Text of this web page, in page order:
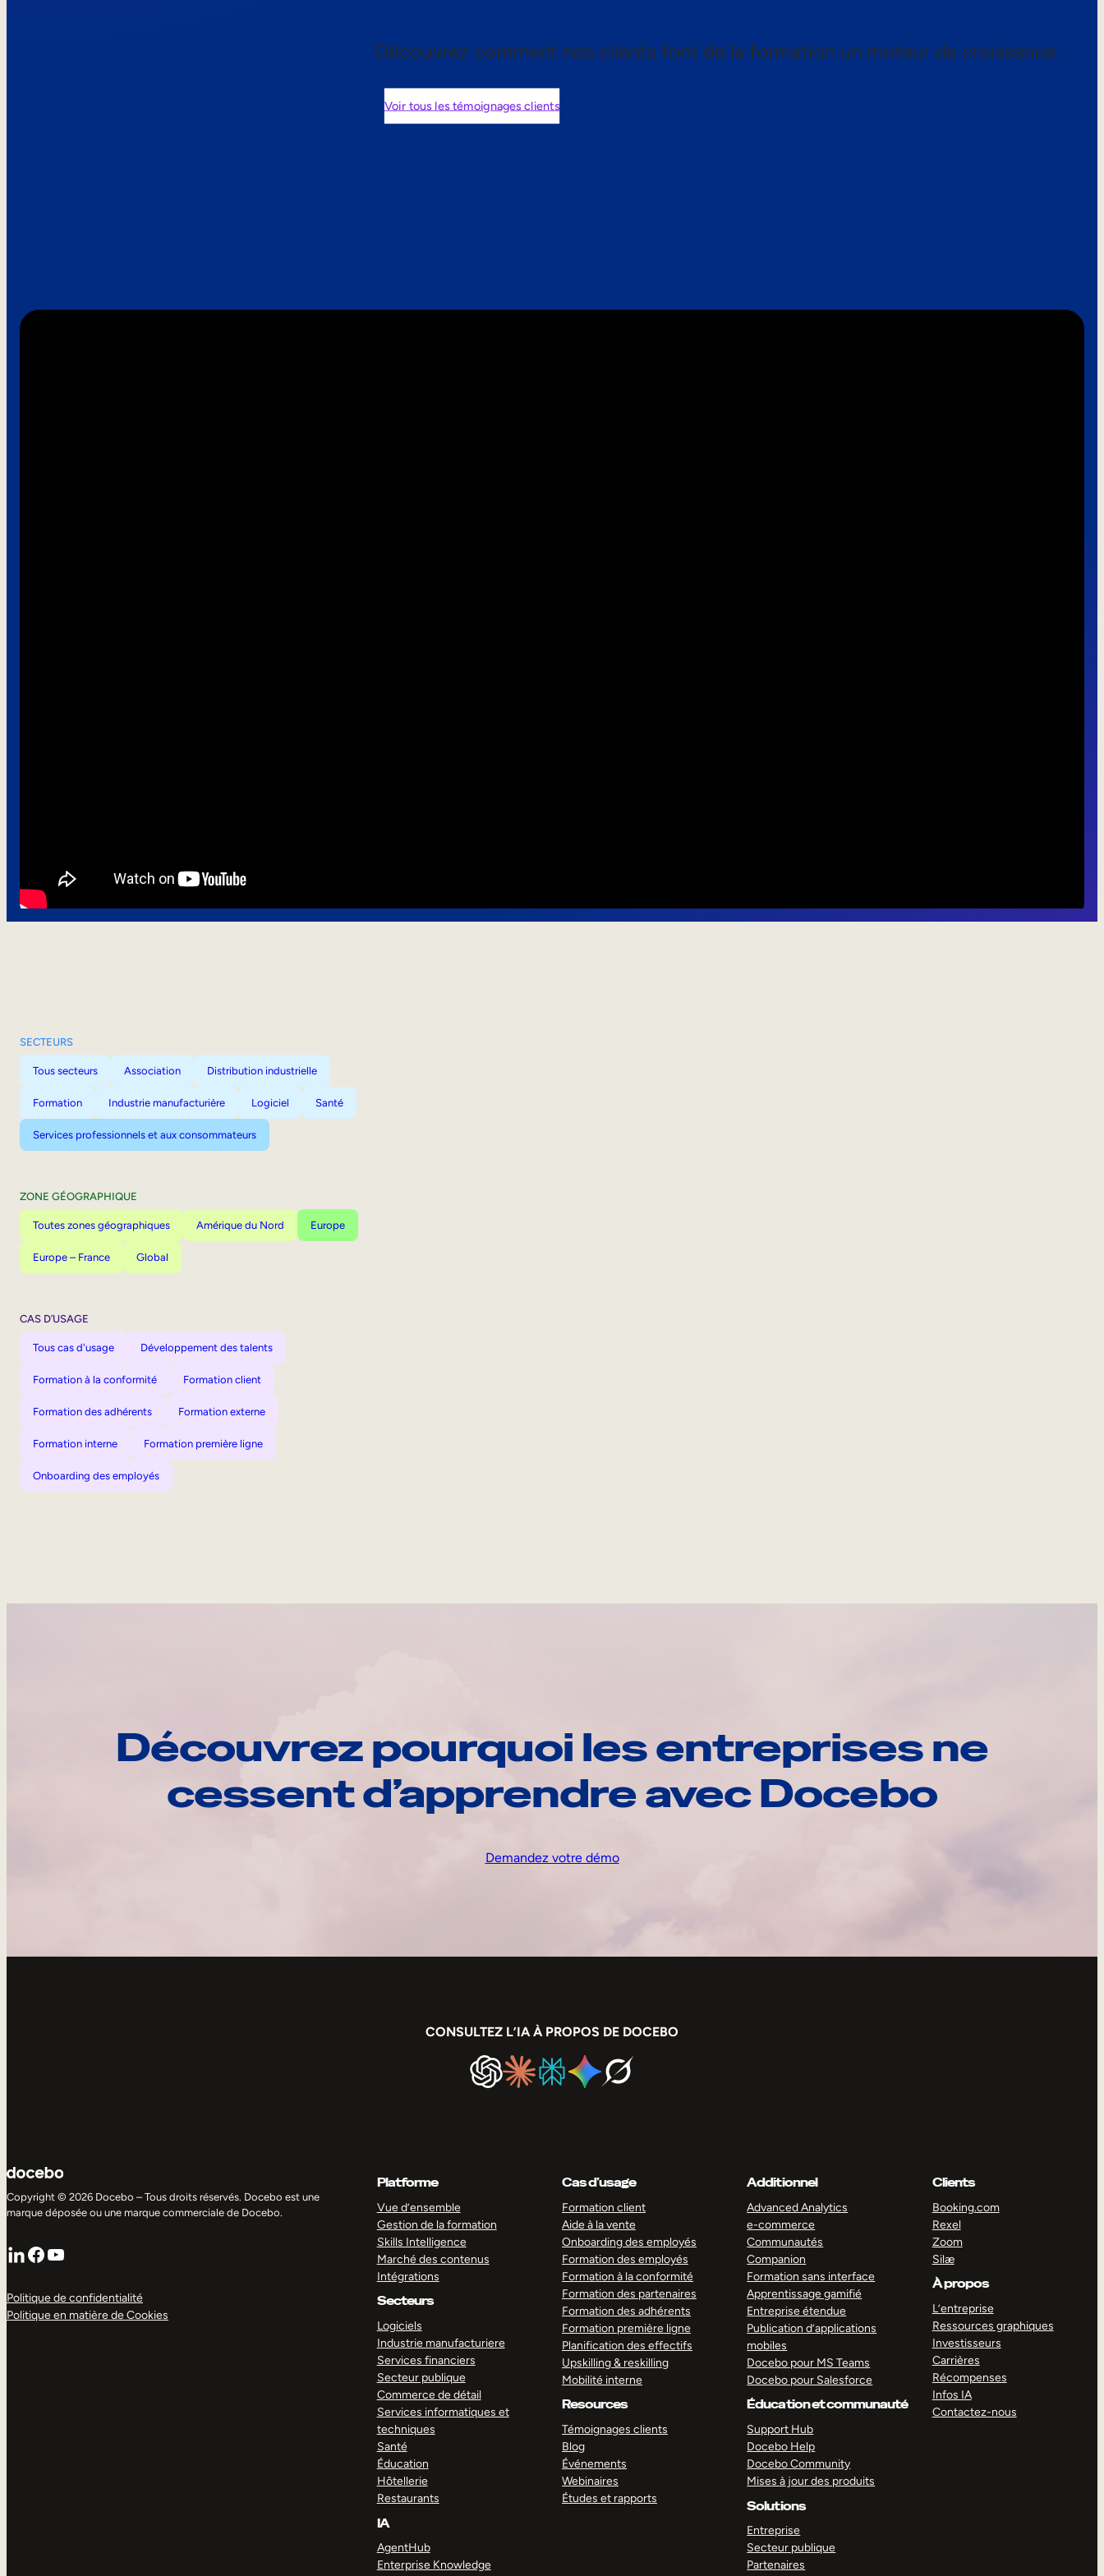
Découvrez comment nos clients font de la formation un moteur de croissance.
Voir tous les témoignages clients
SECTEURS
Tous secteurs Association Distribution industrielle
Formation Industrie manufacturière Logiciel Santé
Services professionnels et aux consommateurs
ZONE GÉOGRAPHIQUE
Toutes zones géographiques Amérique du Nord Europe
Europe – France Global
CAS D’USAGE
Tous cas d'usage Développement des talents
Formation à la conformité Formation client
Formation des adhérents Formation externe
Formation interne Formation première ligne
Onboarding des employés
Découvrez pourquoi les entreprises ne
cessent d’apprendre avec Docebo
Demandez votre démo
CONSULTEZ L’IA À PROPOS DE DOCEBO
Copyright © 2026 Docebo – Tous droits réservés. Docebo est une
marque déposée ou une marque commerciale de Docebo.
LinkedIn
Facebook
YouTube
Politique de confidentialité
Politique en matière de Cookies
Platforme
Vue d’ensemble
Gestion de la formation
Skills Intelligence
Marché des contenus
Intégrations
Secteurs
Logiciels
Industrie manufacturiere
Services financiers
Secteur publique
Commerce de détail
Services informatiques et
techniques
Santé
Éducation
Hôtellerie
Restaurants
IA
AgentHub
Enterprise Knowledge
Cas d’usage
Formation client
Aide à la vente
Onboarding des employés
Formation des employés
Formation à la conformité
Formation des partenaires
Formation des adhérents
Formation première ligne
Planification des effectifs
Upskilling & reskilling
Mobilité interne
Resources
Témoignages clients
Blog
Événements
Webinaires
Études et rapports
Additionnel
Advanced Analytics
e-commerce
Communautés
Companion
Formation sans interface
Apprentissage gamifié
Entreprise étendue
Publication d’applications
mobiles
Docebo pour MS Teams
Docebo pour Salesforce
Éducation et communauté
Support Hub
Docebo Help
Docebo Community
Mises à jour des produits
Solutions
Entreprise
Secteur publique
Partenaires
Clients
Booking.com
Rexel
Zoom
Silæ
À propos
L’entreprise
Ressources graphiques
Investisseurs
Carrières
Récompenses
Infos IA
Contactez-nous